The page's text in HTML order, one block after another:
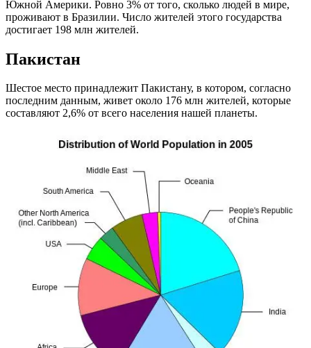
Южной Америки. Ровно 3% от того, сколько людей в мире,
проживают в Бразилии. Число жителей этого государства
достигает 198 млн жителей.
Пакистан
Шестое место принадлежит Пакистану, в котором, согласно
последним данным, живет около 176 млн жителей, которые
составляют 2,6% от всего населения нашей планеты.